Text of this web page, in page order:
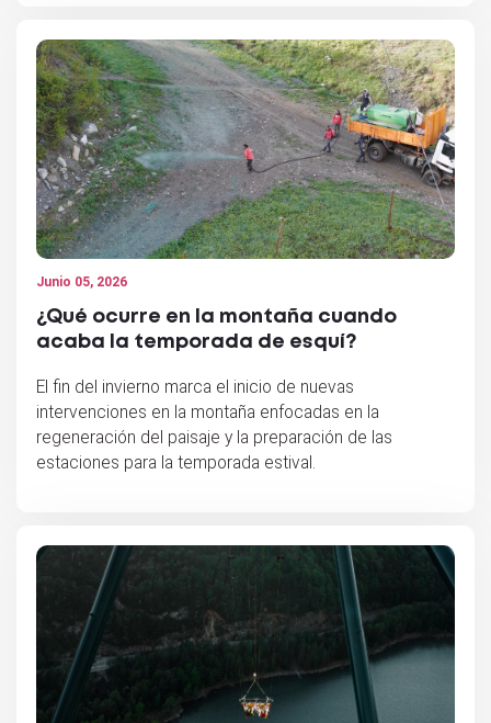
Junio 05, 2026
¿Qué ocurre en la montaña cuando
acaba la temporada de esquí?
El fin del invierno marca el inicio de nuevas
intervenciones en la montaña enfocadas en la
regeneración del paisaje y la preparación de las
estaciones para la temporada estival.